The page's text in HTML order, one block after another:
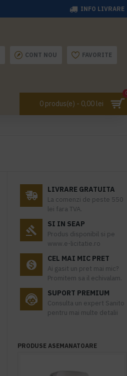
INFO LIVRARE
CONT NOU FAVORITE
0 produs(e) - 0,00 lei
LIVRARE GRATUITA
La comenzi de peste 550
lei fara TVA.
SI IN SEAP
Produs disponibil si pe
www.e-licitatie.ro
CEL MAI MIC PRET
Ai gasit un pret mai mic?
Promitem sa il echivalam.
SUPORT PREMIUM
Consulta un expert Sanito
pentru mai multe detalii
PRODUSE ASEMANATOARE